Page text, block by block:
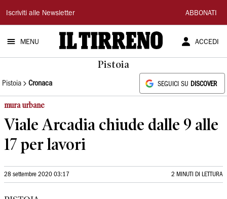
Il
Tirreno
Iscriviti alle Newsletter ABBONATI
MENU ACCEDI
Pistoia
Pistoia Cronaca SEGUICI SU DISCOVER
mura urbane
Viale Arcadia chiude dalle 9 alle
17 per lavori
28 settembre 2020 03:17 2 MINUTI DI LETTURA